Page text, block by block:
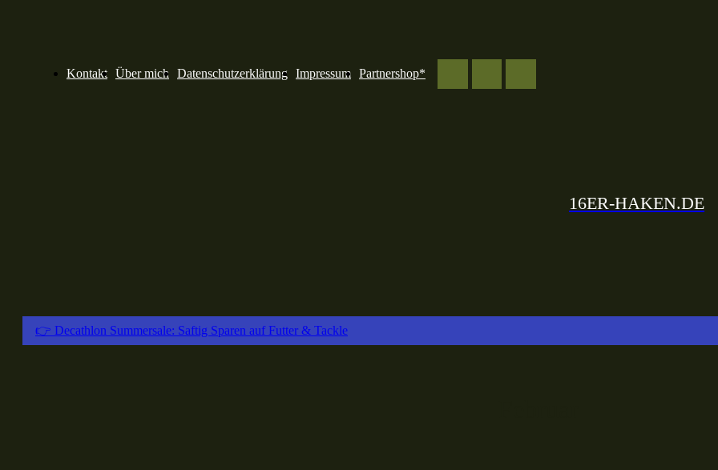
Kontakt Über mich Datenschutzerklärung Impressum Partnershop*
16ER-HAKEN.DE
👉 Decathlon Summersale: Saftig Sparen auf Futter & Tackle